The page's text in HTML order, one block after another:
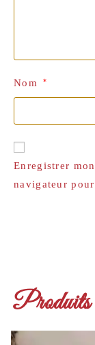
Nom *
Enregistrer
navigateur
Produits